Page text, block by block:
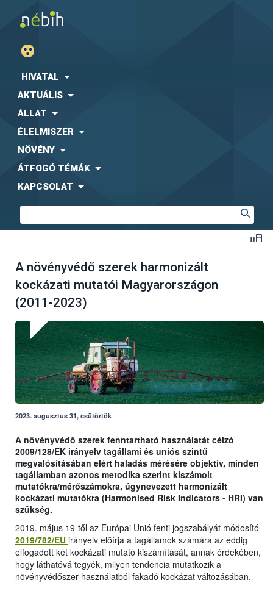
HIVATAL
AKTUÁLIS
ÁLLAT
ÉLELMISZER
NÖVÉNY
ÁTFOGÓ TÉMÁK
KAPCSOLAT
A növényvédő szerek harmonizált
kockázati mutatói Magyarországon
(2011-2023)
2023. augusztus 31, csütörtök
A növényvédő szerek fenntartható használatát célzó
2009/128/EK irányelv tagállami és uniós szintű
megvalósításában elért haladás mérésére objektív, minden
tagállamban azonos metodika szerint kiszámolt
mutatókra/mérőszámokra, úgynevezett harmonizált
kockázati mutatókra (Harmonised Risk Indicators - HRI) van
szükség.
2019. május 19-től az Európai Unió fenti jogszabályát módosító
2019/782/EU irányelv előírja a tagállamok számára az eddig
elfogadott két kockázati mutató kiszámítását, annak érdekében,
hogy láthatóvá tegyék, milyen tendencia mutatkozik a
növényvédőszer-használatból fakadó kockázat változásában.